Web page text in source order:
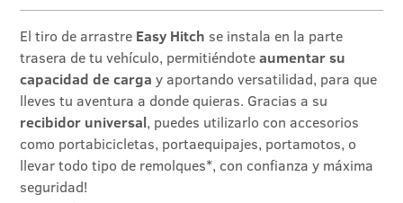
El tiro de arrastre Easy Hitch se instala en la parte
trasera de tu vehículo, permitiéndoteaumentar su
capacidad de carga y aportando versatilidad, para que
lleves tu aventura a donde quieras. Gracias a su
recibidor universal, puedes utilizarlo con accesorios
como portabicicletas, portaequipajes, portamotos, o
llevar todo tipo de remolques*, con confianza y máxima
seguridad!